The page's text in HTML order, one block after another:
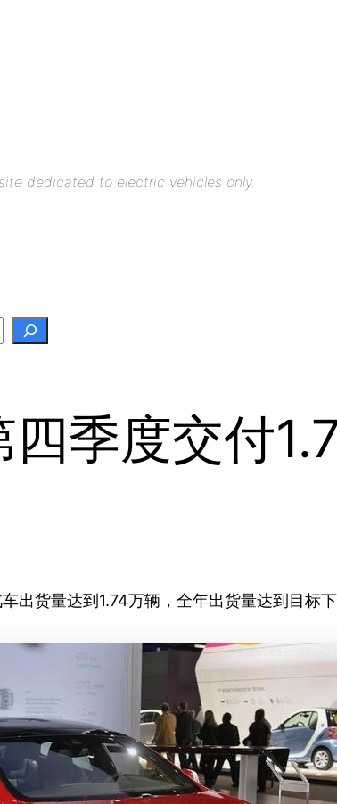
dedicated to electric vehicles only.
季度交付
出货量达到1.74万辆，全年出货量达到目标下